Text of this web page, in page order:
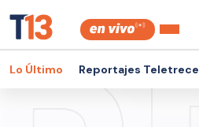
Lo Último Reportajes Teletrece